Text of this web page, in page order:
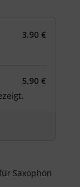
3,90 €
5,90 €
Saxophon